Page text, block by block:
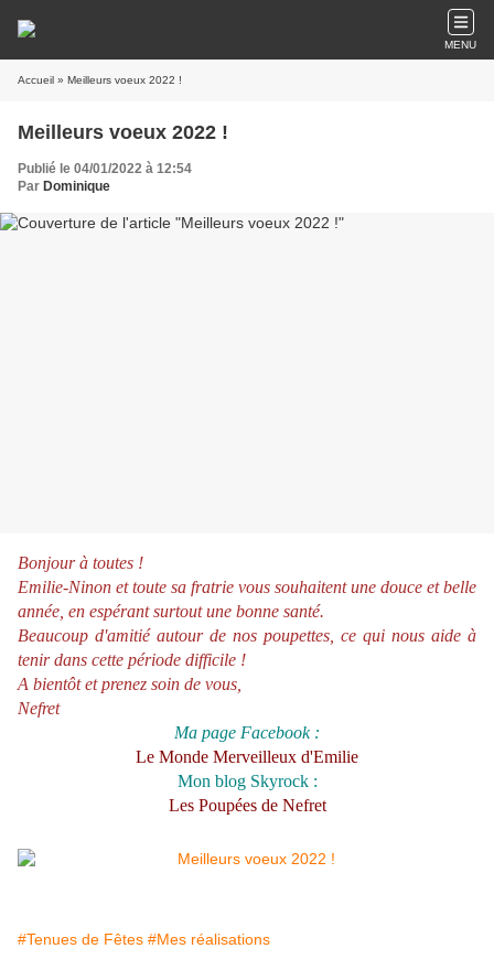
MENU
Accueil » Meilleurs voeux 2022 !
Meilleurs voeux 2022 !
Publié le 04/01/2022 à 12:54
Par Dominique
Bonjour à toutes !
Emilie-Ninon et toute sa fratrie vous souhaitent une douce et belle
année, en espérant surtout une bonne santé.
Beaucoup d'amitié autour de nos poupettes, ce qui nous aide à
tenir dans cette période difficile !
A bientôt et prenez soin de vous,
Nefret
Ma page Facebook :
Le Monde Merveilleux d'Emilie
Mon blog Skyrock :
Les Poupées de Nefret
#Tenues de Fêtes #Mes réalisations